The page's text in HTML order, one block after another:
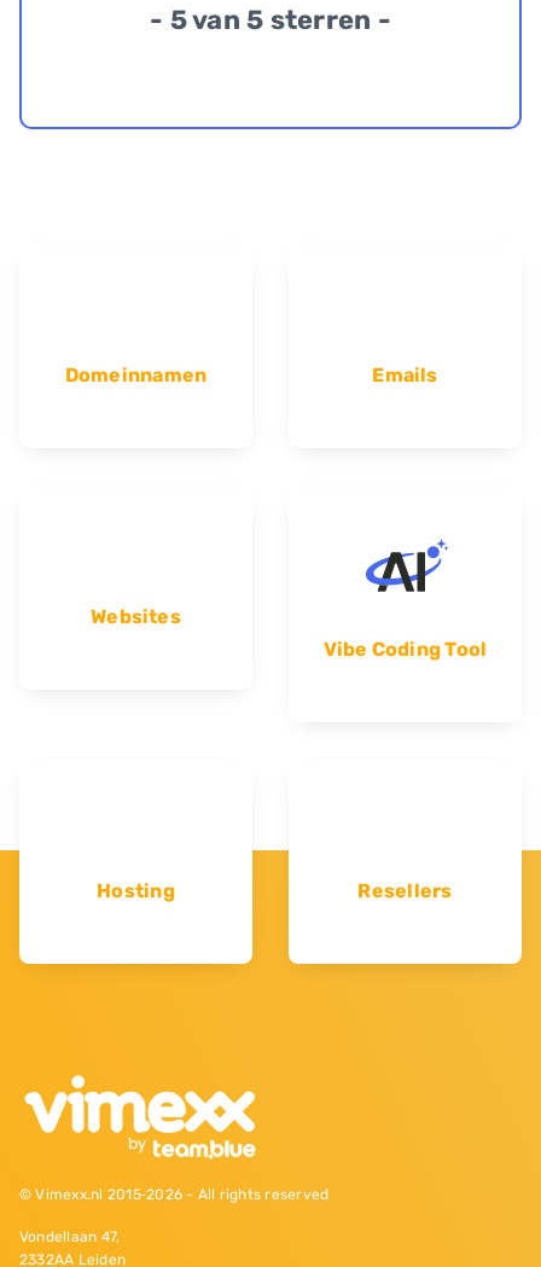
- 5 van 5 sterren -
Domeinnamen Emails
Websites
Vibe Coding Tool
Hosting Resellers
© Vimexx.nl 2015‐2026 - All rights reserved
Vondellaan 47,
2332AA Leiden